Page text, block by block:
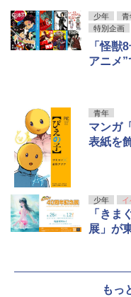
少年 青
特別企画
「怪獣
アニメ
青年
マンガ
表紙を
少年 イ
「きま
展」が
もっ